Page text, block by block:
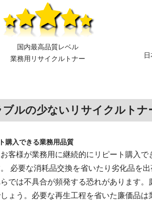
国内最高品質レベル
業務用リサイクルトナー
ブルの少ないリサイクルトナ
購入できる業務用品質
客様が業務用に継続的にリピート購入
必要な消耗品交換を省いたり劣化品を
では不具合が頻発する恐れがあります
ょう。必要な再生工程を省いた廉価品は